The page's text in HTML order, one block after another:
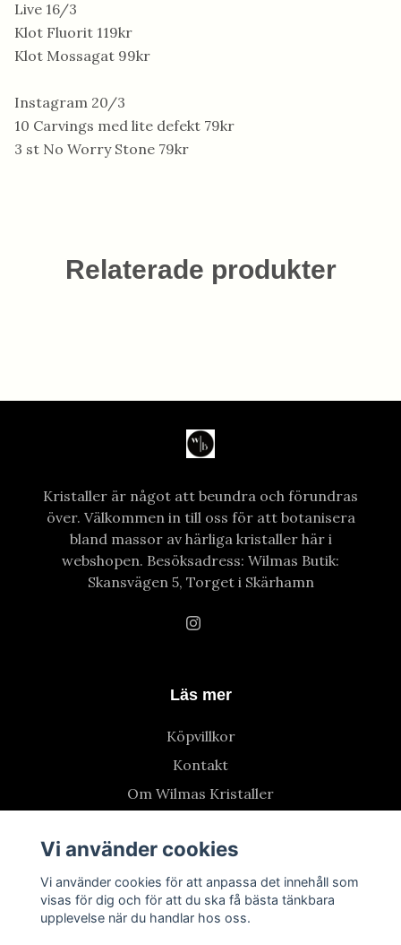
Live 16/3
Klot Fluorit 119kr
Klot Mossagat 99kr
Instagram 20/3
10 Carvings med lite defekt 79kr
3 st No Worry Stone 79kr
Relaterade produkter
Kristaller är något att beundra och förundras
över. Välkommen in till oss för att botanisera
bland massor av härliga kristaller här i
webshopen. Besöksadress: Wilmas Butik:
Skansvägen 5, Torget i Skärhamn
Läs mer
Köpvillkor
Kontakt
Om Wilmas Kristaller
Vi använder cookies
Vi använder cookies för att anpassa det innehåll som
visas för dig och för att du ska få bästa tänkbara
upplevelse när du handlar hos oss.